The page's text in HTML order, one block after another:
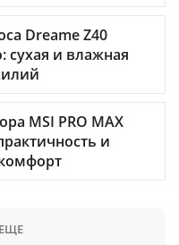
Dreame Z40
сухая и влажная
MSI PRO MAX
и